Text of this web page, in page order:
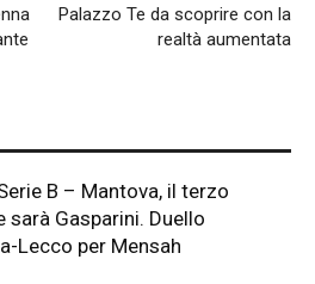
Palazzo Te da scoprire con la
realtà aumentata
B – Mantova, il terzo
sarà Gasparini. Duello
Lecco per Mensah